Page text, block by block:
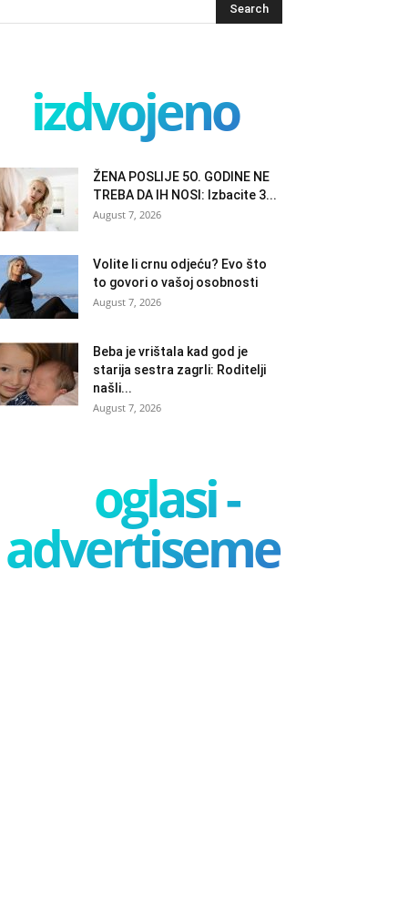
izdvojeno
ŽENA POSLIJE 5O. GODINE NE
TREBA DA IH NOSI: Izbacite 3...
August 7, 2026
Volite li crnu odjeću? Evo što
to govori o vašoj osobnosti
August 7, 2026
Beba je vrištala kad god je
starija sestra zagrli: Roditelji
našli...
August 7, 2026
oglasi -
advertisement